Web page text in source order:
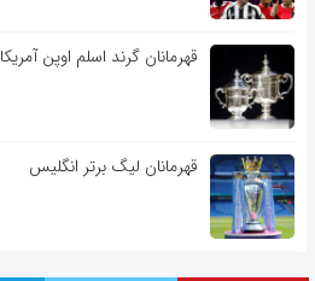
قهرمانان گرند اسلم اوپن آمریکا
قهرمانان لیگ برتر انگلیس